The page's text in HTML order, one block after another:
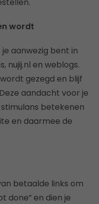
wordt
aanwezig bent in
nujij.nl en weblogs.
gezegd en blijf
aandacht voor je
betekenen
en daarmee de
betaalde links om
done” en dien je